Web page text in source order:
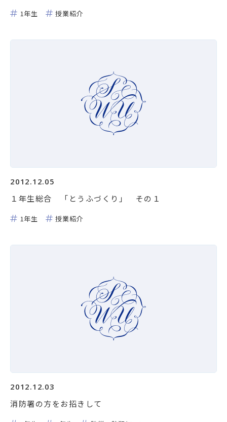
1年生 授業紹介
2012.12.05
１年生総合 「とうふづくり」 その１
1年生 授業紹介
2012.12.03
消防署の方をお招きして